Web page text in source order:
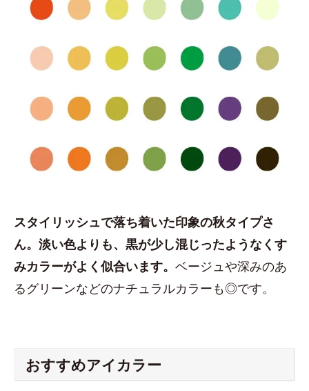
スタイリッシュで落ち着いた印象の秋タイプさ
ん。淡い色よりも、黒が少し混じったようなくす
みカラーがよく似合います。 ベージュや深みのあ
るグリーンなどのナチュラルカラーも◎です。
おすすめアイカラー